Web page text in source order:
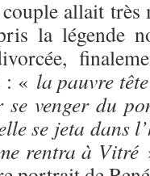
allait très
la légende
: « la pauvre
venger du
se jeta dans
rentra à Vitré